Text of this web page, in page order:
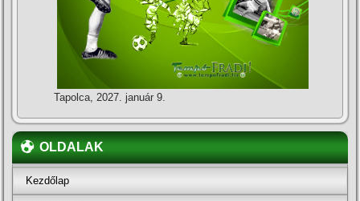
Tapolca, 2027. január 9.
OLDALAK
Kezdőlap